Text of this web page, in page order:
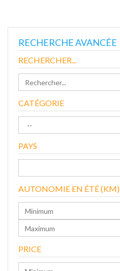
RECHERCHE AVANCÉE
RECHERCHER...
CATÉGORIE
PAYS
AUTONOMIE EN ÉTÉ (KM)
PRICE